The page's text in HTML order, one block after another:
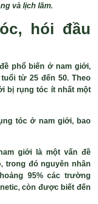
và lịch lãm.
hói đầu
phổ biến ở nam giới,
từ 25 đến 50. Theo
bị rụng tóc ít nhất một
tóc ở nam giới, bao
giới là một vấn đề
trong đó nguyên nhân
95% các trường
còn được biết đến